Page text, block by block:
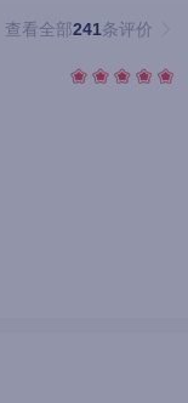
查看全部241条评价